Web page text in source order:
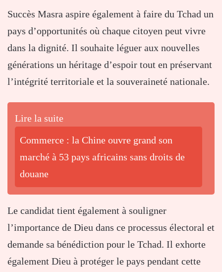
Succès Masra aspire également à faire du Tchad un
pays d’opportunités où chaque citoyen peut vivre
dans la dignité. Il souhaite léguer aux nouvelles
générations un héritage d’espoir tout en préservant
l’intégrité territoriale et la souveraineté nationale.
Lire la suite
Commerce : la Chine ouvre grand son
marché à 53 pays africains sans droits de
douane
Le candidat tient également à souligner
l’importance de Dieu dans ce processus électoral et
demande sa bénédiction pour le Tchad. Il exhorte
également Dieu à protéger le pays pendant cette